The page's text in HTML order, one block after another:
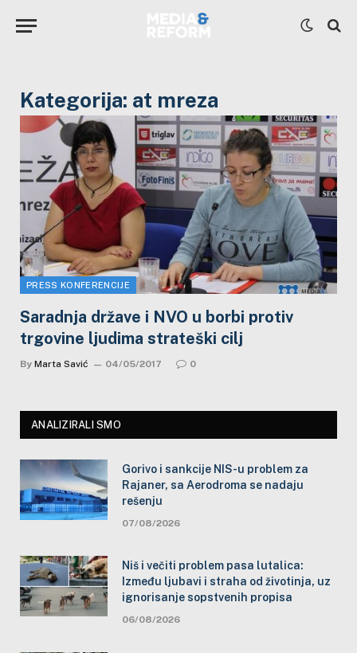
Kategorija: at mreza
PRESS KONFERENCIJE
Saradnja države i NVO u borbi protiv
trgovine ljudima strateški cilj
By Marta Savić 04/05/2017 0
ANALIZIRALI SMO
Gorivo i sankcije NIS-u problem za
Rajaner, sa Aerodroma se nadaju
rešenju
07/08/2026
Niš i večiti problem pasa lutalica:
Između ljubavi i straha od životinja, uz
ignorisanje sopstvenih propisa
06/08/2026